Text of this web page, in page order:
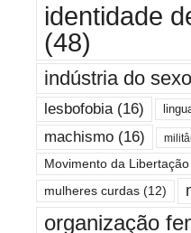
identidade
(48)
indústria do sexo
lesbofobia(16)
machismo(16)
Movimento da
mulheres curdas(12)
organização